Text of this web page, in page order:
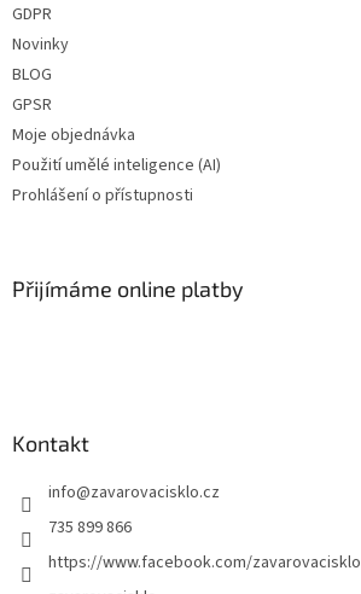
GDPR
Novinky
BLOG
GPSR
Moje objednávka
Použití umělé inteligence (AI)
Prohlášení o přístupnosti
Přijímáme online platby
Kontakt
info@zavarovacisklo.cz
735 899 866
https://www.facebook.com/zavarovacisklo